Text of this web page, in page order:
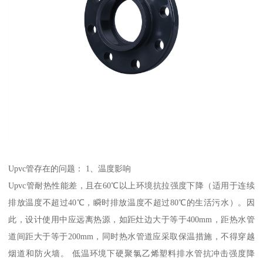
Upvc管存在的问题： 1、温度影响
Upvc管耐热性能差，且在60℃以上环境抗拉强度下降（适用于连续
排放温度不超过40℃，瞬时排放温度不超过80℃的生活污水）。因
此，设计使用中应远离热源，如距灶边大于等于400mm，距热水管
道间距大于等于200mm，同时热水管道应采取保温措施，不得穿越
烟道和防火墙。 低温环境下硬聚氯乙烯塑料排水管抗冲击强度降